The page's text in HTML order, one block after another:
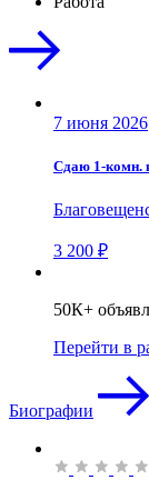
7 июня 2026
Сдаю 1-комн.
3 200 ₽
50К+
Перейти в
Биографии